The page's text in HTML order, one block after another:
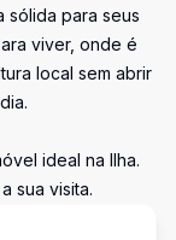
sólida para seus
viver, onde é
local sem abrir
ideal na Ilha.
sua visita.